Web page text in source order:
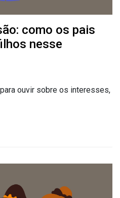
como os pais
nesse
ouvir sobre os interesses,